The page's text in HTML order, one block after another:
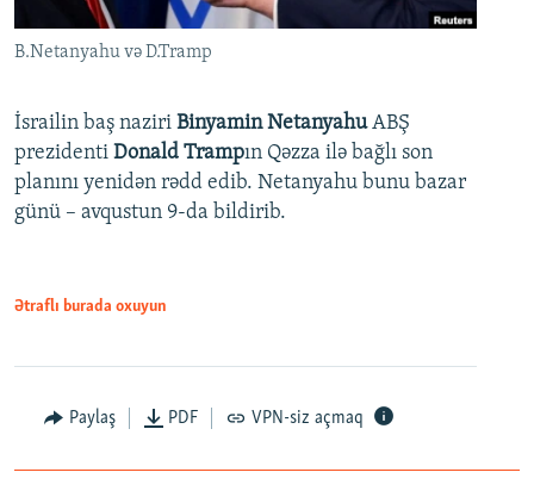
B.Netanyahu və D.Tramp
İsrailin baş naziri Binyamin NetanyahuABŞ
prezidenti Donald Trampın Qəzza ilə bağlı son
planını yenidən rədd edib. Netanyahu bunu bazar
günü – avqustun 9-da bildirib.
Ətraflı burada oxuyun
Paylaş PDF VPN-siz açmaq